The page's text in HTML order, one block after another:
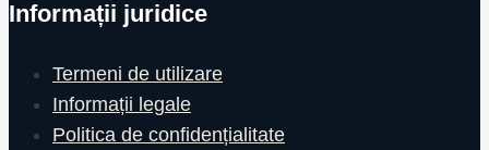
Informații juridice
Termeni de utilizare
Informații legale
Politica de confidențialitate